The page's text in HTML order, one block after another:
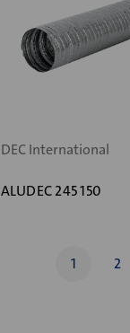
DEC International
ALUDEC 245 150
1 2